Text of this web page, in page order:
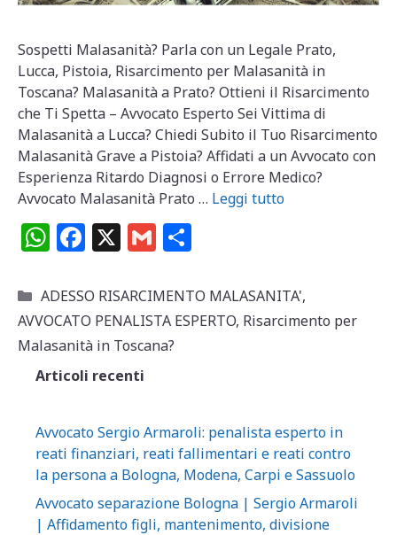
Sospetti Malasanità? Parla con un Legale Prato,
Lucca, Pistoia, Risarcimento per Malasanità in
Toscana? Malasanità a Prato? Ottieni il Risarcimento
che Ti Spetta – Avvocato Esperto Sei Vittima di
Malasanità a Lucca? Chiedi Subito il Tuo Risarcimento
Malasanità Grave a Pistoia? Affidati a un Avvocato con
Esperienza Ritardo Diagnosi o Errore Medico?
Avvocato Malasanità Prato … Leggi tutto
W
at
s
A
p
F
c
e
b
o
k
X G
ai
l
n
di
Categorie
ADESSO RISARCIMENTO MALASANITA',
AVVOCATO PENALISTA ESPERTO, Risarcimento per
Malasanità in Toscana?
Articoli recenti
Avvocato Sergio Armaroli: penalista esperto in
reati finanziari, reati fallimentari e reati contro
la persona a Bologna, Modena, Carpi e Sassuolo
Avvocato separazione Bologna | Sergio Armaroli
| Affidamento figli, mantenimento, divisione